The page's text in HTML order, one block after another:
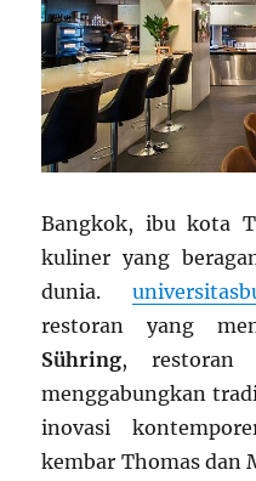
Bangkok, ibu kota
kuliner yang
dunia.
restoran yang
Sühring, restoran
menggabungkan
inovasi
kembar Thomas dan